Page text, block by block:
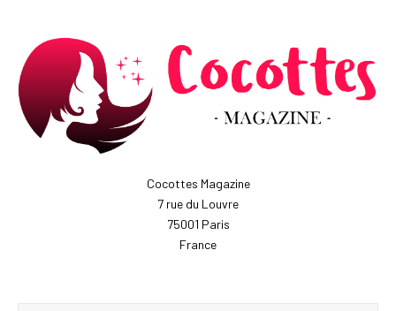
Cocottes Magazine
7 rue du Louvre
75001 Paris
France